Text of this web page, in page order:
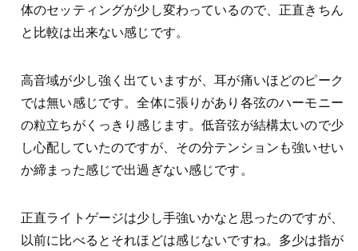
体のセッティングが少し変わっているので、正直きちん
と比較は出来ない感じです。
高音域が少し強く出ていますが、耳が痛いほどのピーク
では無い感じです。全体に張りがあり各弦のハーモニー
の粒立ちがくっきり感じます。低音弦が結構太いので少
し心配していたのですが、その分テンションも強いせい
か締まった感じで出過ぎない感じです。
正直ライトゲージは少し手強いかなと思ったのですが、
以前に比べるとそれほどは感じないですね。多少は指が